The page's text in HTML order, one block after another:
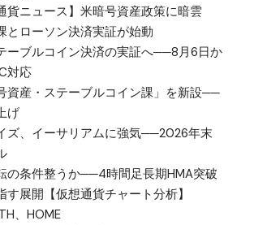
貨ニュース】米暗号資産政策に暗雲
ローソン決済実証が始動
ーブルコイン決済の実証へ──8月6日か
対応
資産・ステーブルコイン課」を新設──
げ
ズ、イーサリアムに強気──2026年末
の条件整うか──4時間足長期HMA突破
す展開【仮想通貨チャート分析】
、HOME